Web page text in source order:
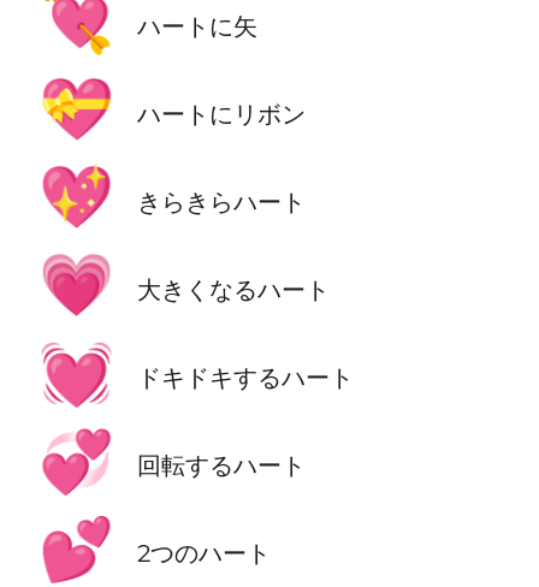
💘 ハートに矢
💝 ハートにリボン
💖 きらきらハート
💗 大きくなるハート
💓 ドキドキするハート
💞 回転するハート
💕 2つのハート